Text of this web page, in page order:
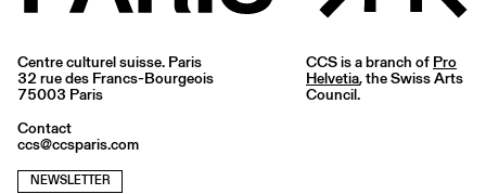
Centre culturel suisse. Paris
32 rue des Francs-Bourgeois
75003 Paris
Contact
ccs@ccsparis.com
NEWSLETTER
CCS is a branch of Pro
Helvetia, the Swiss Arts
Council.